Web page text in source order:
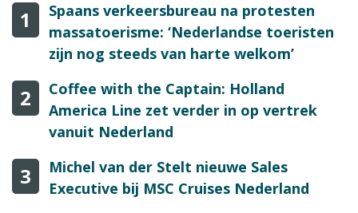
1
Spaans verkeersbureau na protesten
massatoerisme: ‘Nederlandse toeristen
zijn nog steeds van harte welkom’
2
Coffee with the Captain: Holland
America Line zet verder in op vertrek
vanuit Nederland
3
Michel van der Stelt nieuwe Sales
Executive bij MSC Cruises Nederland